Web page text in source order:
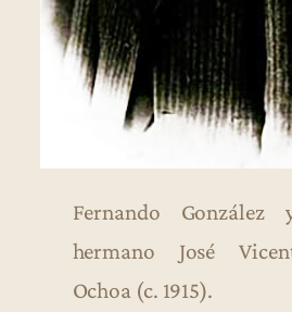
Fernando
hermano José
Ochoa (c. 1915).